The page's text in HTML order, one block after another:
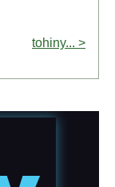
tohiny... >